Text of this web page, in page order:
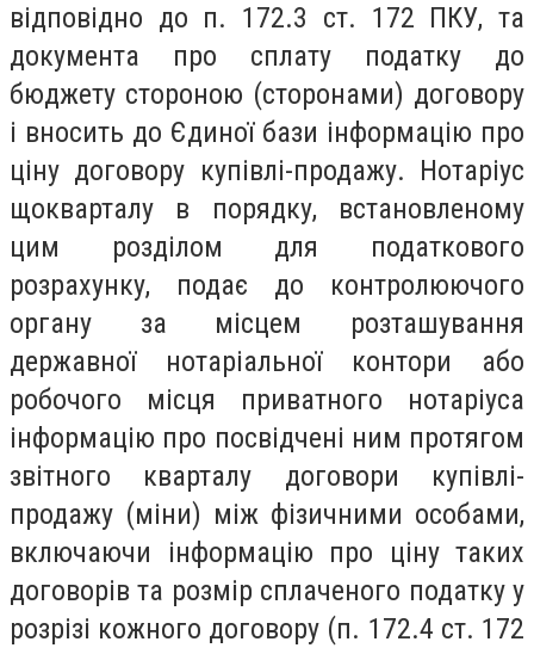
відповідно до п. 172.3 ст. 172 ПКУ, та
документа про сплату податку до
бюджету стороною (сторонами) договору
і вносить до Єдиної бази інформацію про
ціну договору купівлі-продажу. Нотаріус
щокварталу в порядку, встановленому
цим розділом для податкового
розрахунку, подає до контролюючого
органу за місцем розташування
державної нотаріальної контори або
робочого місця приватного нотаріуса
інформацію про посвідчені ним протягом
звітного кварталу договори купівлі-
продажу (міни) між фізичними особами,
включаючи інформацію про ціну таких
договорів та розмір сплаченого податку у
розрізі кожного договору (п. 172.4 ст. 172